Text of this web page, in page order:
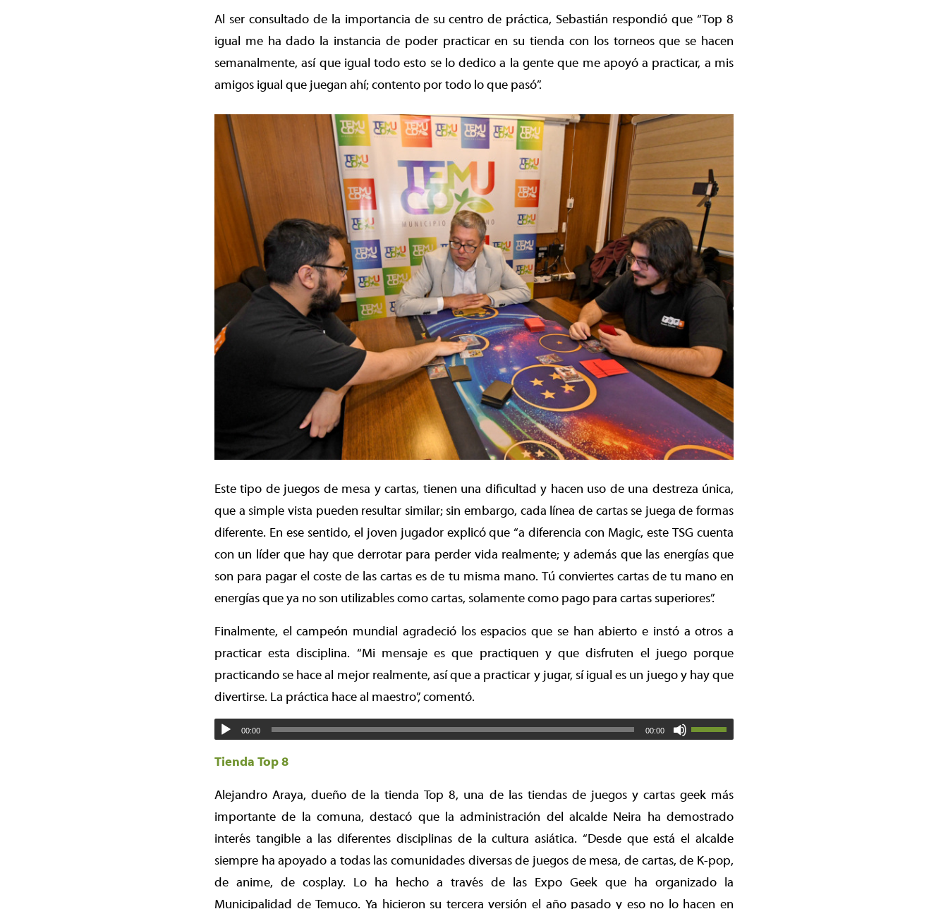
Al ser consultado de la importancia de su centro de práctica, Sebastián respondió que “Top 8
igual me ha dado la instancia de poder practicar en su tienda con los torneos que se hacen
semanalmente, así que igual todo esto se lo dedico a la gente que me apoyó a practicar, a mis
amigos igual que juegan ahí; contento por todo lo que pasó”.
Este tipo de juegos de mesa y cartas, tienen una dificultad y hacen uso de una destreza única,
que a simple vista pueden resultar similar; sin embargo, cada línea de cartas se juega de formas
diferente. En ese sentido, el joven jugador explicó que “a diferencia con Magic, este TSG cuenta
con un líder que hay que derrotar para perder vida realmente; y además que las energías que
son para pagar el coste de las cartas es de tu misma mano. Tú conviertes cartas de tu mano en
energías que ya no son utilizables como cartas, solamente como pago para cartas superiores”.
Finalmente, el campeón mundial agradeció los espacios que se han abierto e instó a otros a
practicar esta disciplina. “Mi mensaje es que practiquen y que disfruten el juego porque
practicando se hace al mejor realmente, así que a practicar y jugar, sí igual es un juego y hay que
divertirse. La práctica hace al maestro”, comentó.
00:00 00:00
Tienda Top 8
Alejandro Araya, dueño de la tienda Top 8, una de las tiendas de juegos y cartas geek más
importante de la comuna, destacó que la administración del alcalde Neira ha demostrado
interés tangible a las diferentes disciplinas de la cultura asiática. “Desde que está el alcalde
siempre ha apoyado a todas las comunidades diversas de juegos de mesa, de cartas, de K-pop,
de anime, de cosplay. Lo ha hecho a través de las Expo Geek que ha organizado la
Municipalidad de Temuco. Ya hicieron su tercera versión el año pasado y eso no lo hacen en